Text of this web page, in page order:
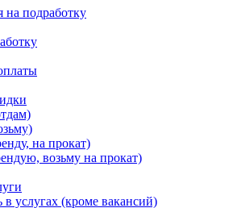
на подработку
на прокат)
возьму на прокат)
услугах (кроме вакансий)